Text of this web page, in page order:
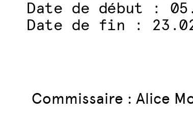
Date de début :
Date de fin :
Commissaire : Alice